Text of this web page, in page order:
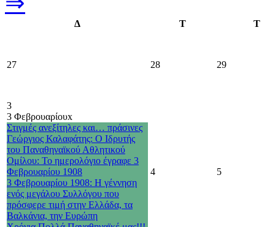
Δ Τ Τ
27 28 29
3
3 Φεβρουαρίουx
Στιγμές ανεξίτηλες και… πράσινες
Γεώργιος Καλαφάτης: Ο Ιδρυτής
του Παναθηναϊκού Αθλητικού
Ομίλου: Το ημερολόγιο έγραφε 3
Φεβρουαρίου 1908
3 Φεβρουαρίου 1908: Η γέννηση
ενός μεγάλου Συλλόγου που
πρόσφερε τιμή στην Ελλάδα, τα
Βαλκάνια, την Ευρώπη
4 5